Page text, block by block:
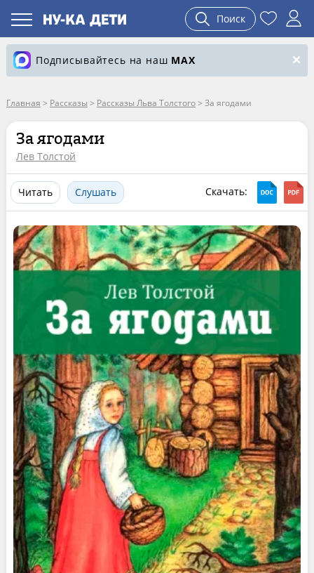
Поиск
Подписывайтесь на наш MAX
Главная > Рассказы > Рассказы Льва Толстого> За ягодами
За ягодами
Лев Толстой
Читать Слушать Скачать: